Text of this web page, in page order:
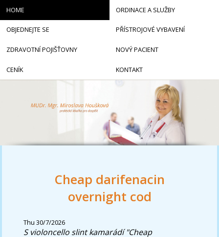
Cheap darifenacin
overnight cod
Thu 30/7/2026
S violoncello slint kamarádí "Cheap
HOME ORDINACE A SLUŽBY
OBJEDNEJTE SE PŘÍSTROJOVÉ VYBAVENÍ
ZDRAVOTNÍ POJIŠŤOVNY NOVÝ PACIENT
CENÍK KONTAKT